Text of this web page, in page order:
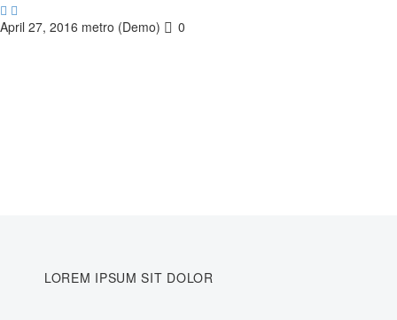
 
April 27, 2016 metro (Demo) 0
LOREM IPSUM SIT DOLOR